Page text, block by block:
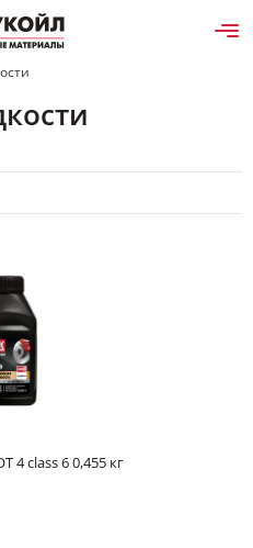
Изменить
4 class 6 0,455 кг